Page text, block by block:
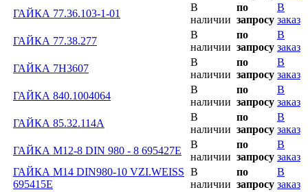
ГАЙКА 77.36.103-1-01
В
наличии
по
запросу
В
заказ
ГАЙКА 77.38.277
В
наличии
по
запросу
В
заказ
ГАЙКА 7H3607
В
наличии
по
запросу
В
заказ
ГАЙКА 840.1004064
В
наличии
по
запросу
В
заказ
ГАЙКА 85.32.114А
В
наличии
по
запросу
В
заказ
ГАЙКА M12-8 DIN 980 - 8 695427E
В
наличии
по
запросу
В
заказ
ГАЙКА M14 DIN980-10 VZI.WEISS
695415E
В
наличии
по
запросу
В
заказ